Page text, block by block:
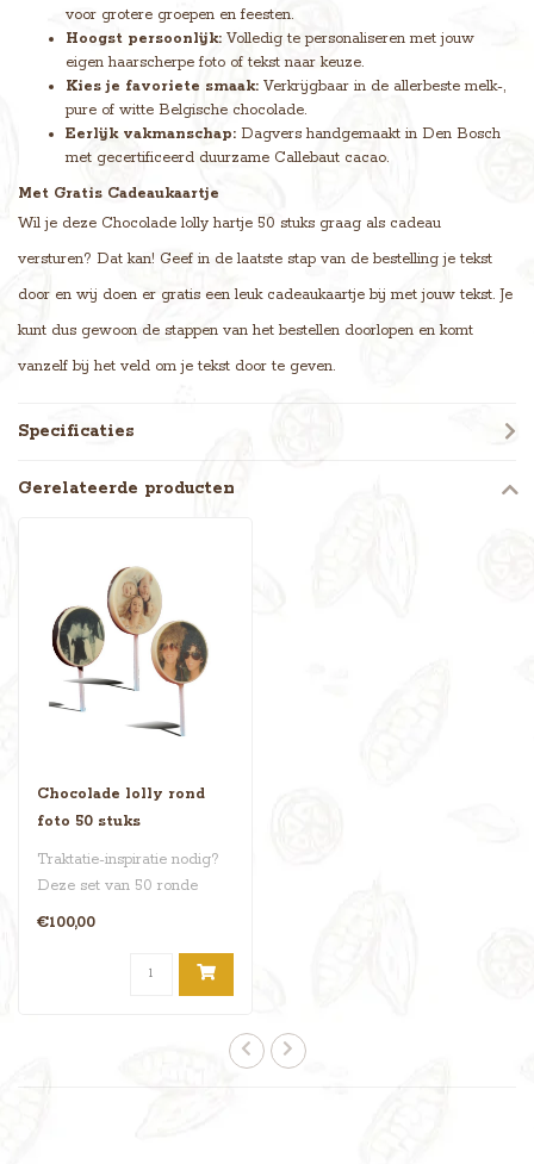
voor grotere groepen en feesten.
Hoogst persoonlijk: Volledig te personaliseren met jouw
eigen haarscherpe foto of tekst naar keuze.
Kies je favoriete smaak: Verkrijgbaar in de allerbeste melk-,
pure of witte Belgische chocolade.
Eerlijk vakmanschap: Dagvers handgemaakt in Den Bosch
met gecertificeerd duurzame Callebaut cacao.
Met Gratis Cadeaukaartje
Wil je deze Chocolade lolly hartje 50 stuks graag als cadeau
versturen? Dat kan! Geef in de laatste stap van de bestelling je tekst
door en wij doen er gratis een leuk cadeaukaartje bij met jouw tekst. Je
kunt dus gewoon de stappen van het bestellen doorlopen en komt
vanzelf bij het veld om je tekst door te geven.
Specificaties
Gerelateerde producten
Chocolade lolly rond
foto 50 stuks
Traktatie-inspiratie nodig?
Deze set van 50 ronde
€100,00